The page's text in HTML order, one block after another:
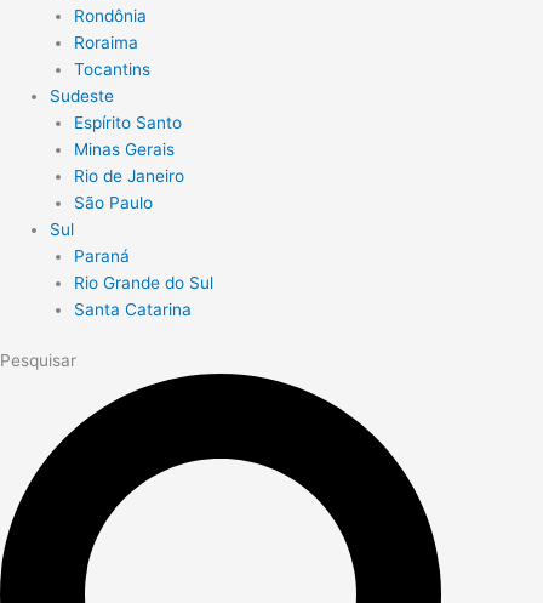
Rondônia
Roraima
Tocantins
Sudeste
Espírito Santo
Minas Gerais
Rio de Janeiro
São Paulo
Sul
Paraná
Rio Grande do Sul
Santa Catarina
Pesquisar